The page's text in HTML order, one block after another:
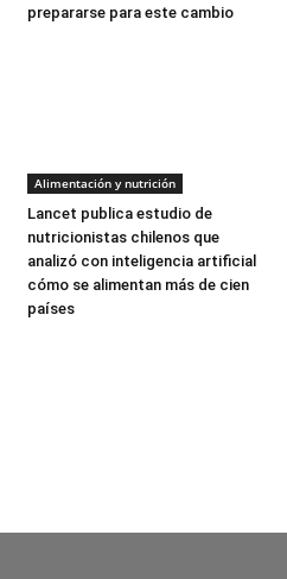
prepararse para este cambio
Alimentación y nutrición
Lancet publica estudio de
nutricionistas chilenos que
analizó con inteligencia artificial
cómo se alimentan más de cien
países